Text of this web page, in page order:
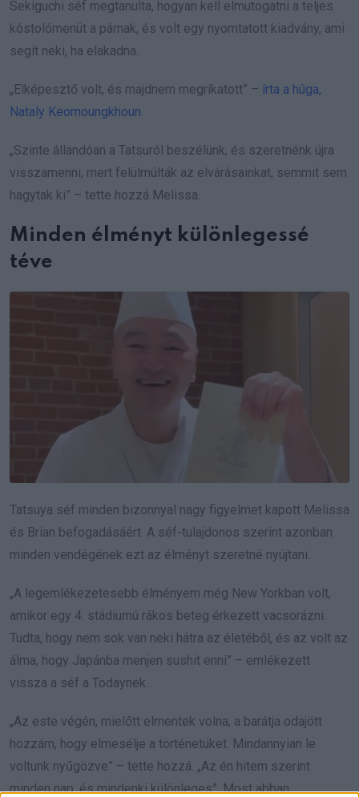
Sekiguchi séf megtanulta, hogyan kell elmutogatni a teljes
kóstolómenüt a párnak, és volt egy nyomtatott kiadvány, ami
segít neki, ha elakadna.
„Elképesztő volt, és majdnem megríkatott” – írta a húga,
Nataly Keomoungkhoun.
„Szinte állandóan a Tatsuról beszélünk, és szeretnénk újra
visszamenni, mert felülmúlták az elvárásainkat, semmit sem
hagytak ki” – tette hozzá Melissa.
Minden élményt különlegessé
téve
Tatsuya séf minden bizonnyal nagy figyelmet kapott Melissa
és Brian befogadásáért. A séf-tulajdonos szerint azonban
minden vendégének ezt az élményt szeretné nyújtani.
„A legemlékezetesebb élményem még New Yorkban volt,
amikor egy 4. stádiumú rákos beteg érkezett vacsorázni.
Tudta, hogy nem sok van neki hátra az életéből, és az volt az
álma, hogy Japánba menjen sushit enni” – emlékezett
vissza a séf a Todaynek.
„Az este végén, mielőtt elmentek volna, a barátja odajött
hozzám, hogy elmesélje a történetüket. Mindannyian le
voltunk nyűgözve” – tette hozzá. „Az én hitem szerint
minden nap, és mindenki különleges”. Most abban